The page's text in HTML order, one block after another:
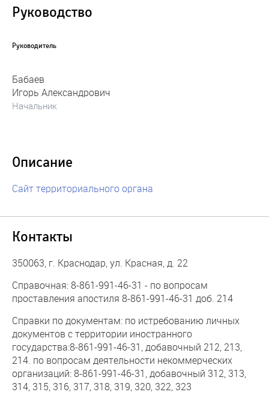
Руководство
Руководитель
Бабаев
Игорь Александрович
Начальник
Описание
Сайт территориального органа
Контакты
350063, г. Краснодар, ул. Красная, д. 22
Справочная: 8-861-991-46-31 - по вопросам
проставления апостиля 8-861-991-46-31 доб. 214
Справки по документам: по истребованию личных
документов с территории иностранного
государства:8-861-991-46-31, добавочный 212, 213,
214. по вопросам деятельности некоммерческих
организаций: 8-861-991-46-31, добавочный 312, 313,
314, 315, 316, 317, 318, 319, 320, 322, 323